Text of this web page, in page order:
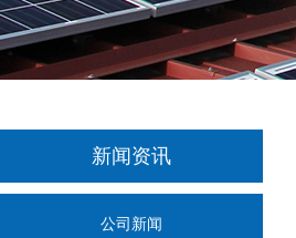
新闻资讯
公司新闻